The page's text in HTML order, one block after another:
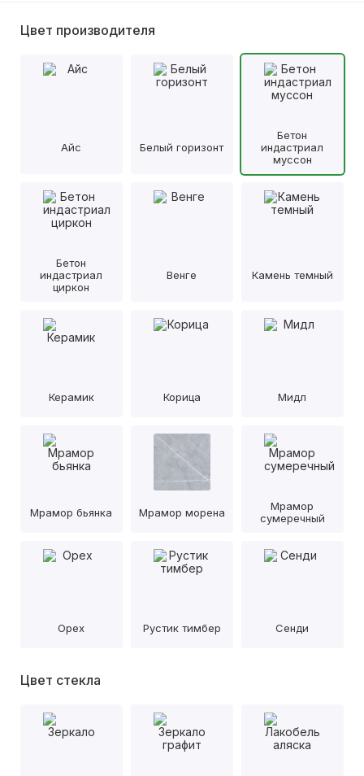
Цвет производителя
Айс Белый горизонт
Бетон
индастриал
муссон
Бетон
индастриал
циркон
Венге Камень темный
Керамик Корица Мидл
Мрамор бьянка Мрамор морена
Мрамор
сумеречный
Орех Рустик тимбер Сенди
Цвет стекла